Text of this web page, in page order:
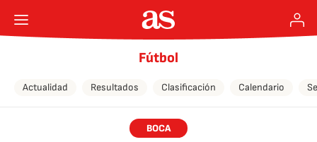
Fútbol
Actualidad Resultados Clasificación Calendario
BOCA